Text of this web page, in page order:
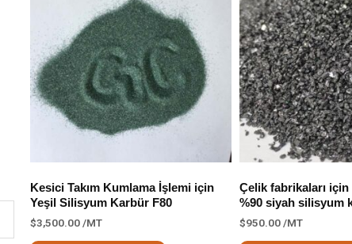
Kesici Takım Kumlama İşlemi için
Yeşil Silisyum Karbür F80
$3,500.00/MT
Çelik fabrikaları için
%90 siyah silisyum
$950.00/MT